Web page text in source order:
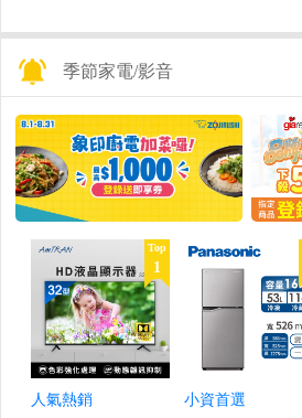
季節家電/影音
Top
1
人氣熱銷
小資首選